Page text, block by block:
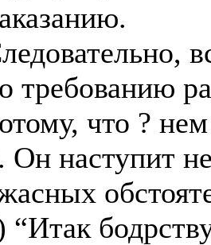
требованию
что ?
Он наступит
“Итак